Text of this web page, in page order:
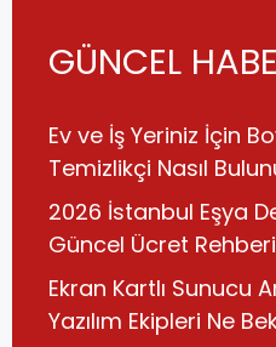
GÜNCEL
Ev ve İş Yeriniz İçin
Temizlikçi Nasıl
2026 İstanbul Eşya
Güncel Ücret Rehberi
Ekran Kartlı Sunucu
Yazılım Ekipleri Ne